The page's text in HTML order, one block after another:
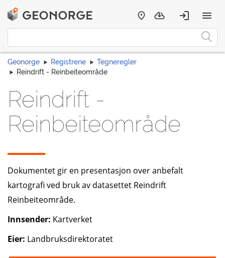
Geonorge Registrene
Tegneregler
Reindrift - Reinbeiteområde
Reindrift -
Reinbeiteområde
Dokumentet gir en presentasjon over anbefalt
kartografi ved bruk av datasettet Reindrift
Reinbeiteområde.
Innsender: Kartverket
Eier: Landbruksdirektoratet